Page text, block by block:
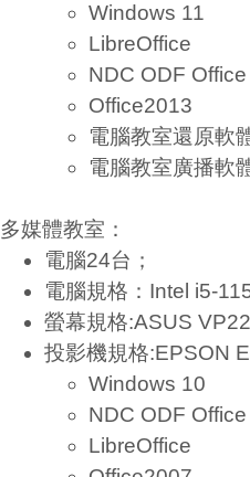
Windows 11
LibreOffice
NDC ODF
Office2013
電腦教室還原軟
電腦教室廣播軟
多媒體教室：
電腦24台；
電腦規格：Intel i5-
螢幕規格:ASUS
投影機規格:EPSON
Windows 10
NDC ODF
LibreOffice